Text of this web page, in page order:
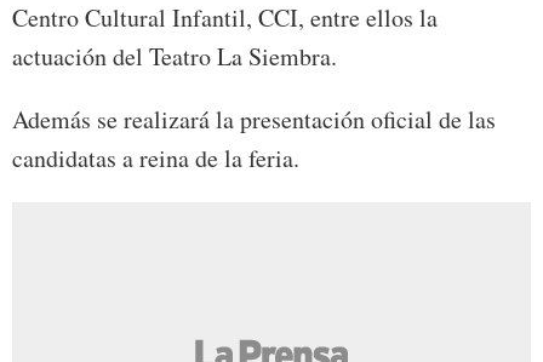
Centro Cultural Infantil, CCI, entre ellos la
actuación del Teatro La Siembra.
Además se realizará la presentación oficial de las
candidatas a reina de la feria.